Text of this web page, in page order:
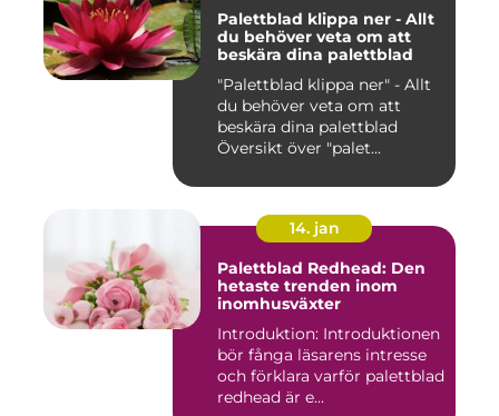
Palettblad klippa ner - Allt
du behöver veta om att
beskära dina palettblad
"Palettblad klippa ner" - Allt
du behöver veta om att
beskära dina palettblad
Översikt över "palet...
14. jan
Palettblad Redhead: Den
hetaste trenden inom
inomhusväxter
Introduktion: Introduktionen
bör fånga läsarens intresse
och förklara varför palettblad
redhead är e...